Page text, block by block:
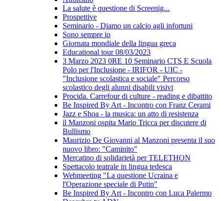
La salute è questione di Screenig...
Prospettive
Seminario - Diamo un calcio agli infortuni
Sono sempre io
Giornata mondiale della lingua greca
Educational tour 08/03/2023
3 Marzo 2023 0RE 10 Seminario CTS E Scuola
Polo per l'Inclusione - IRIFOR - UIC -
"Inclusione scolastica e sociale" Percorso
scolastico degli alunni disabili visivi
Procida. Carrefour di culture - reading e dibattito
Be Inspired By Art - Incontro con Franz Cerami
Jazz e Shoa - la musica: un atto di resistenza
il Manzoni ospita Mario Tricca per discutere di
Bullismo
Maurizio De Giovanni al Manzoni presenta il suo
nuovo libro: "Caminito"
Mercatino di solidarietà per TELETHON
Spettacolo teatrale in lingua tedesca
Webmeeting "La questione Ucraina e
l'Operazione speciale di Putin"
Be Inspired By Art - Incontro con Luca Palermo